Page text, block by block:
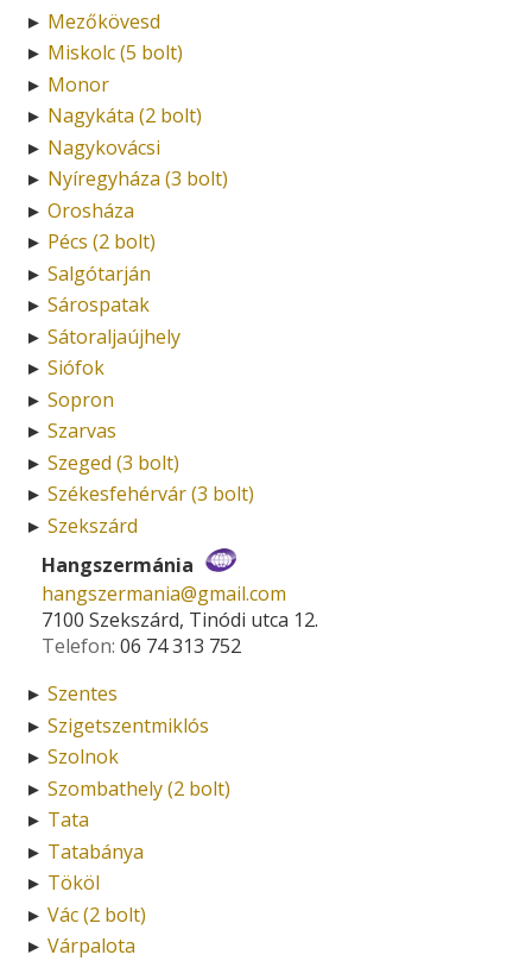
► Mezőkövesd
► Miskolc (5 bolt)
► Monor
► Nagykáta (2 bolt)
► Nagykovácsi
► Nyíregyháza (3 bolt)
► Orosháza
► Pécs (2 bolt)
► Salgótarján
► Sárospatak
► Sátoraljaújhely
► Siófok
► Sopron
► Szarvas
► Szeged (3 bolt)
► Székesfehérvár (3 bolt)
► Szekszárd
Hangszermánia
hangszermania­@­gmail.com
7100 Szekszárd, Tinódi utca 12.
Telefon: 06 74 313 752
► Szentes
► Szigetszentmiklós
► Szolnok
► Szombathely (2 bolt)
► Tata
► Tatabánya
► Tököl
► Vác (2 bolt)
► Várpalota